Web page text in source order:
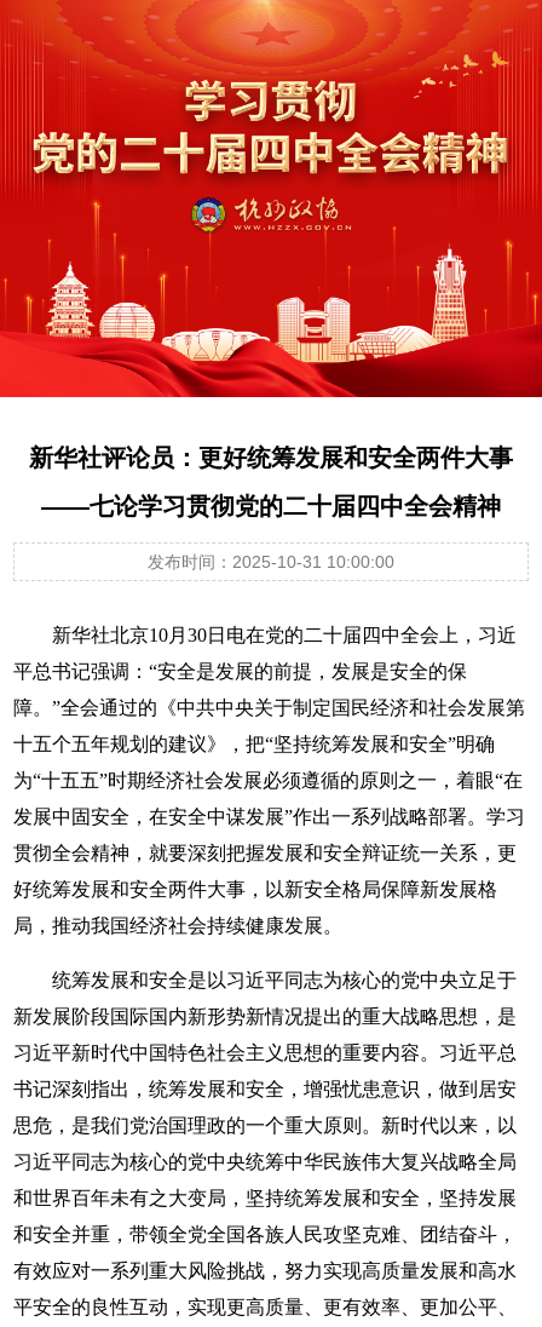
新华社评论员：更好统筹发展和安全两件大事
——七论学习贯彻党的二十届四中全会精神
发布时间：2025-10-31 10:00:00
新华社北京10月30日电在党的二十届四中全会上，习近
平总书记强调：“安全是发展的前提，发展是安全的保
障。”全会通过的《中共中央关于制定国民经济和社会发展第
十五个五年规划的建议》，把“坚持统筹发展和安全”明确
为“十五五”时期经济社会发展必须遵循的原则之一，着眼“在
发展中固安全，在安全中谋发展”作出一系列战略部署。学习
贯彻全会精神，就要深刻把握发展和安全辩证统一关系，更
好统筹发展和安全两件大事，以新安全格局保障新发展格
局，推动我国经济社会持续健康发展。
统筹发展和安全是以习近平同志为核心的党中央立足于
新发展阶段国际国内新形势新情况提出的重大战略思想，是
习近平新时代中国特色社会主义思想的重要内容。习近平总
书记深刻指出，统筹发展和安全，增强忧患意识，做到居安
思危，是我们党治国理政的一个重大原则。新时代以来，以
习近平同志为核心的党中央统筹中华民族伟大复兴战略全局
和世界百年未有之大变局，坚持统筹发展和安全，坚持发展
和安全并重，带领全党全国各族人民攻坚克难、团结奋斗，
有效应对一系列重大风险挑战，努力实现高质量发展和高水
平安全的良性互动，实现更高质量、更有效率、更加公平、